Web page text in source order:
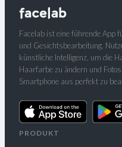
Facelab ist eine führende App
und Gesichtsbearbeitung.
künstliche Intelligenz, um die
Haarfarbe zu ändern und
Smartphone aus perfekt zu
PRODUKT